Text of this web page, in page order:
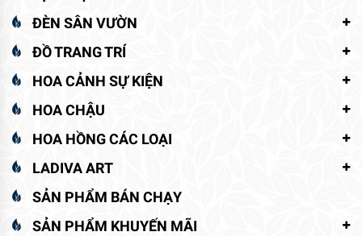
ĐÈN SÂN VƯỜN
ĐỒ TRANG TRÍ
HOA CẢNH SỰ KIỆN
HOA CHẬU
HOA HỒNG CÁC LOẠI
LADIVA ART
SẢN PHẨM BÁN CHẠY
SẢN PHẨM KHUYẾN MÃI